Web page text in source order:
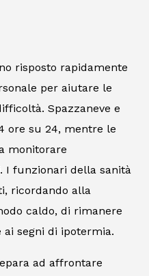
risposto rapidamente
per aiutare le
Spazzaneve e
ore su 24, mentre le
monitorare
I funzionari della sanità
ricordando alla
caldo, di rimanere
ai segni di ipotermia.
ad affrontare